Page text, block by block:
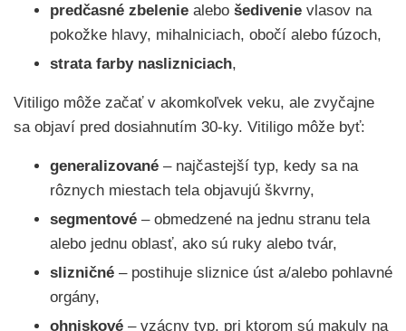
predčasné zbelenie alebo šedivenie vlasov na
pokožke hlavy, mihalniciach, obočí alebo fúzoch,
strata farby naslizniciach,
Vitiligo môže začať v akomkoľvek veku, ale zvyčajne
sa objaví pred dosiahnutím 30-ky. Vitiligo môže byť:
generalizované – najčastejší typ, kedy sa na
rôznych miestach tela objavujú škvrny,
segmentové – obmedzené na jednu stranu tela
alebo jednu oblasť, ako sú ruky alebo tvár,
slizničné – postihuje sliznice úst a/alebo pohlavné
orgány,
ohniskové – vzácny typ, pri ktorom sú makuly na